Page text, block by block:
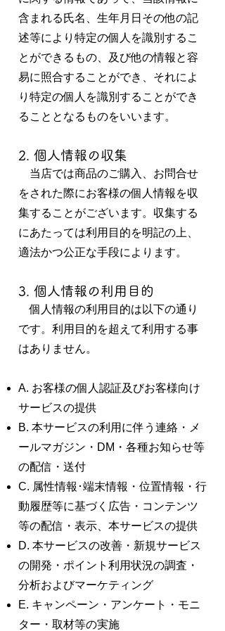
含まれる氏名、生年月日その他の記
述等により特定の個人を識別するこ
とができるもの、及び他の情報と容
易に照合することができ、それによ
り特定の個人を識別することができ
ることとなるものをいいます。
2. 個人情報の収集
当店では商品のご購入、お問合せ
をされた際にお客様の個人情報を収
集することがございます。収集する
にあたっては利用目的を明記の上、
適法かつ公正な手段によります。
3. 個人情報の利用目的
個人情報の利用目的は以下の通り
です。利用目的を超えて利用する事
はありません。
A. お客様の個人認証及びお客様向け
サービスの提供
B. 本サービスの利用に伴う連絡・メ
ールマガジン・DM・各種お知らせ等
の配信・送付
C. 属性情報･端末情報・位置情報・行
動履歴等に基づく広告・コンテンツ
等の配信・表示、本サービスの提供
D. 本サービスの改善・新規サービス
の開発・ポイント利用状況の調査・
分析およびマーケティング
E. キャンペーン・アンケート・モニ
ター・取材等の実施